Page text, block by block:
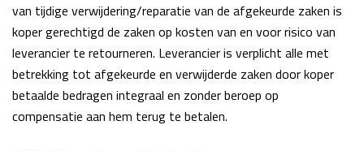
van tijdige verwijdering/reparatie van de afgekeurde zaken is
koper gerechtigd de zaken op kosten van en voor risico van
leverancier te retourneren. Leverancier is verplicht alle met
betrekking tot afgekeurde en verwijderde zaken door koper
betaalde bedragen integraal en zonder beroep op
compensatie aan hem terug te betalen.